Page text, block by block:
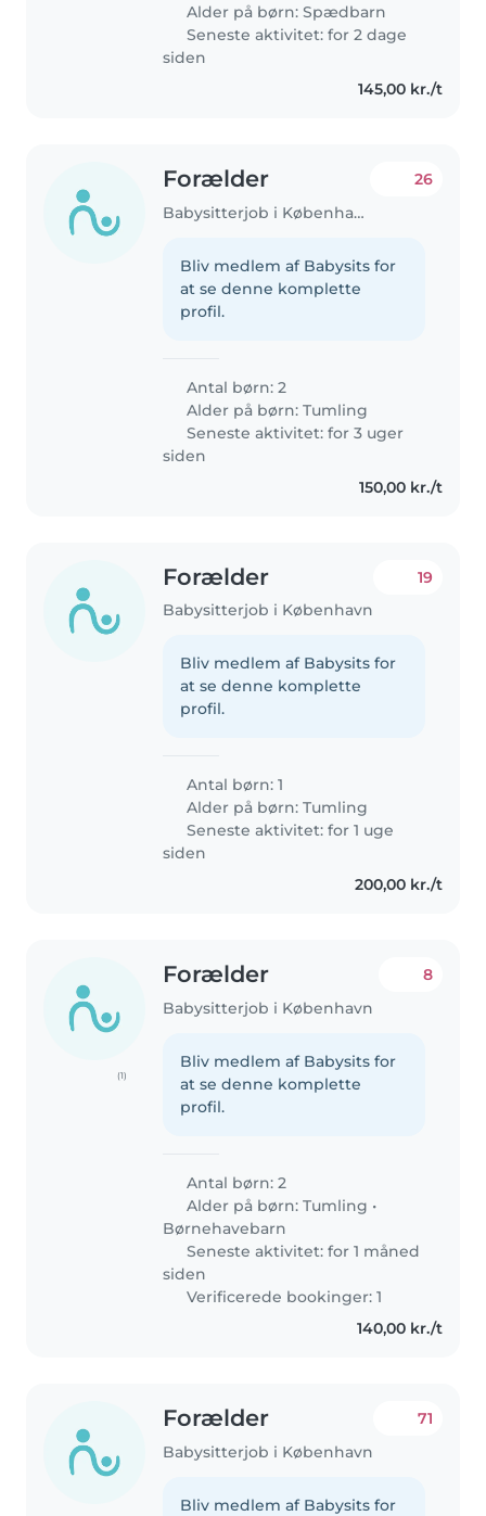
Alder på børn:Spædbarn
Seneste aktivitet: for 2 dage
siden
145,00 kr./t
Forælder
Babysitterjob i København
26
Bliv medlem af Babysits for
at se denne komplette
profil.
Antal børn: 2
Alder på børn:Tumling
Seneste aktivitet: for 3 uger
siden
150,00 kr./t
Forælder
Babysitterjob i København
19
Bliv medlem af Babysits for
at se denne komplette
profil.
Antal børn: 1
Alder på børn:Tumling
Seneste aktivitet: for 1 uge
siden
200,00 kr./t
(1)
Forælder
Babysitterjob i København
8
Bliv medlem af Babysits for
at se denne komplette
profil.
Antal børn: 2
Alder på børn:Tumling •
Børnehavebarn
Seneste aktivitet: for 1 måned
siden
Verificerede bookinger: 1
140,00 kr./t
Forælder
Babysitterjob i København
71
Bliv medlem af Babysits for